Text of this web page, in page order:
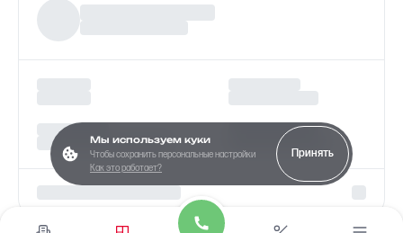
Мы используем куки
Чтобы сохранить персональные настройки
Как это работает?
Принять